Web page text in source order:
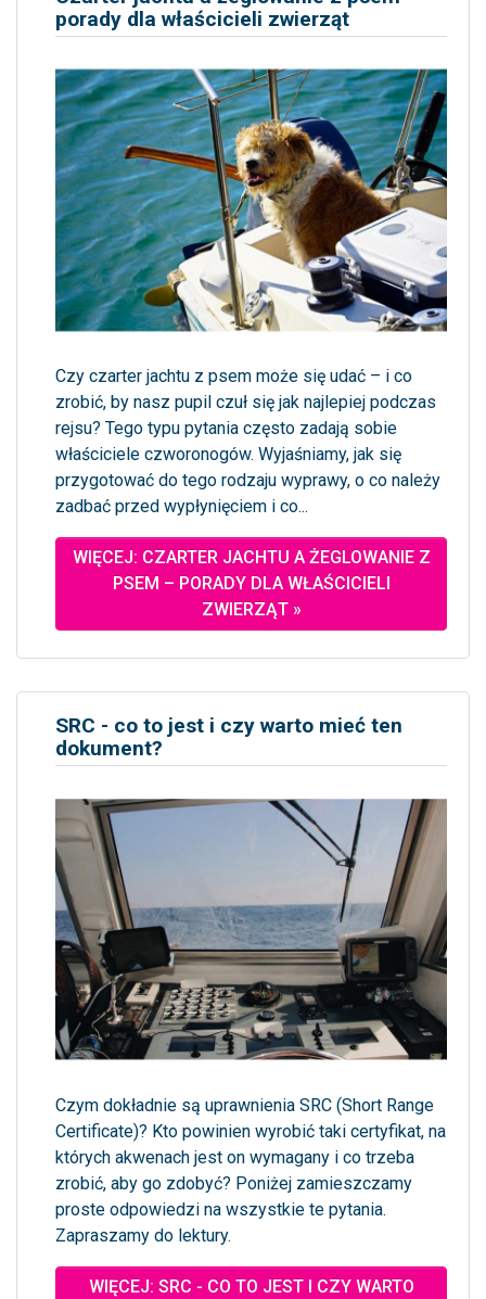
porady dla właścicieli zwierząt
Czy czarter jachtu z psem może się udać – i co
zrobić, by nasz pupil czuł się jak najlepiej podczas
rejsu? Tego typu pytania często zadają sobie
właściciele czworonogów. Wyjaśniamy, jak się
przygotować do tego rodzaju wyprawy, o co należy
zadbać przed wypłynięciem i co...
WIĘCEJ: CZARTER JACHTU A ŻEGLOWANIE Z
PSEM – PORADY DLA WŁAŚCICIELI
ZWIERZĄT »
SRC - co to jest i czy warto mieć ten
dokument?
Czym dokładnie są uprawnienia SRC (Short Range
Certificate)? Kto powinien wyrobić taki certyfikat, na
których akwenach jest on wymagany i co trzeba
zrobić, aby go zdobyć? Poniżej zamieszczamy
proste odpowiedzi na wszystkie te pytania.
Zapraszamy do lektury.
WIĘCEJ: SRC - CO TO JEST I CZY WARTO